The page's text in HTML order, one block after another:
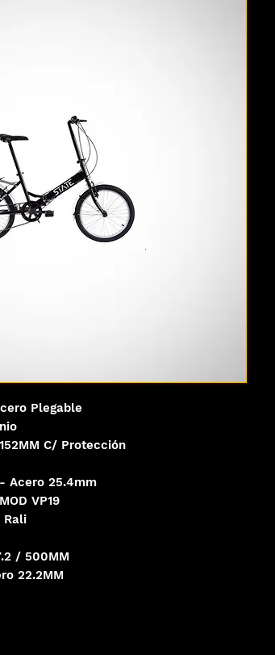
Plegable
C/ Protección
Acero 25.4mm
VP19
Rali
/ 500MM
22.2MM